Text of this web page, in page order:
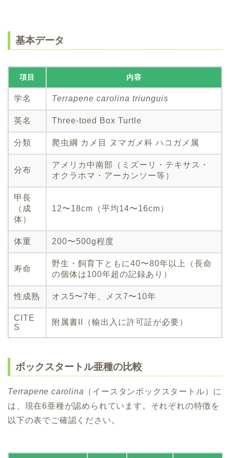
基本データ
項目 内容
学名 Terrapene carolina triunguis
英名 Three-toed Box Turtle
分類 爬虫綱 カメ目 ヌマガメ科 ハコガメ属
分布
アメリカ中南部（ミズーリ・テキサス・
オクラホマ・アーカンソー等）
甲長
（成
体）
12〜18cm（平均14〜16cm）
体重 200〜500g程度
寿命
野生・飼育下ともに40〜80年以上（長命
の個体は100年超の記録あり）
性成熟 オス5〜7年、メス7〜10年
CITE
S
附属書II（輸出入に許可証が必要）
ボックスタートル亜種の比較
Terrapene carolina （イースタンボックスタートル）に
は、現在6亜種が認められています。それぞれの特徴を
以下の表でご確認ください。